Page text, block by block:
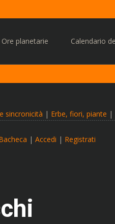
Ore planetarie Calendario
sincronicità | Erbe, fiori, piante |
| Accedi | Registrati